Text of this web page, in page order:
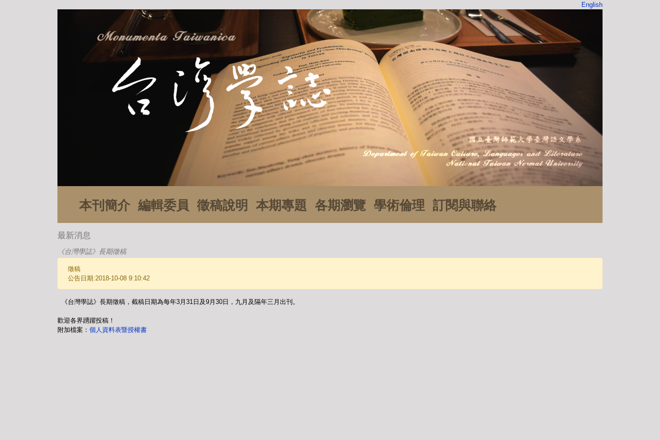
English
本刊簡介 編輯委員 徵稿說明 本期專題 各期瀏覽 學術倫理 訂閱與聯絡
最新消息
《台灣學誌》長期徵稿
徵稿
公告日期:2018-10-08 9:10:42
《台灣學誌》長期徵稿，截稿日期為每年3月31日及9月30日，九月及隔年三月出刊。
歡迎各界踴躍投稿！
附加檔案： 個人資料表暨授權書